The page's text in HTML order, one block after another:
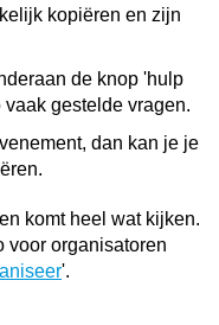
kopiëren en zijn
de knop 'hulp
gestelde vragen.
dan kan je je
komt heel wat kijken.
voor organisatoren
'.